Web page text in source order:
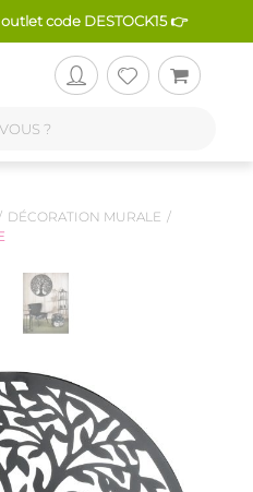
code DESTOCK15 👉
DÉCORATION MURALE